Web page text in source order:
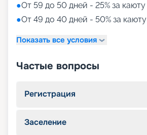
●От 59 до 50 дней - 25% за каюту
●От 49 до 40 дней - 50% за каюту
Показать все условия
Частые вопросы
Регистрация
Заселение